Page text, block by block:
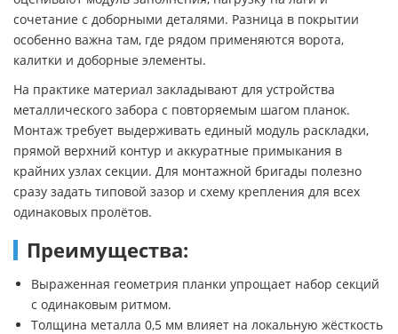
сочетание с доборными деталями. Разница в покрытии
особенно важна там, где рядом применяются ворота,
калитки и доборные элементы.
На практике материал закладывают для устройства
металлического забора с повторяемым шагом планок.
Монтаж требует выдерживать единый модуль раскладки,
прямой верхний контур и аккуратные примыкания в
крайних узлах секции. Для монтажной бригады полезно
сразу задать типовой зазор и схему крепления для всех
одинаковых пролётов.
Преимущества:
Выраженная геометрия планки упрощает набор секций
с одинаковым ритмом.
Толщина металла 0,5 мм влияет на локальную жёсткость